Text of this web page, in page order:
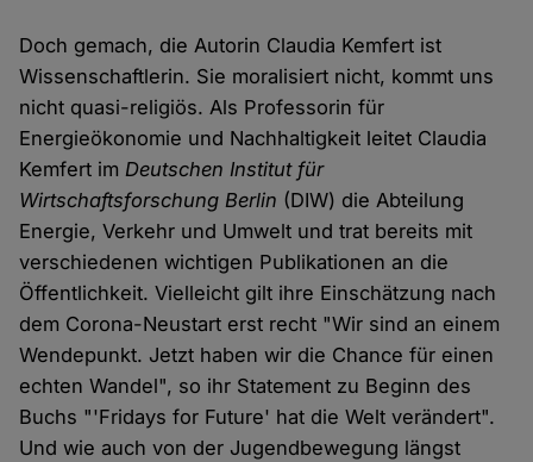
Doch gemach, die Autorin Claudia Kemfert ist
Wissenschaftlerin. Sie moralisiert nicht, kommt uns
nicht quasi-religiös. Als Professorin für
Energieökonomie und Nachhaltigkeit leitet Claudia
Kemfert imDeutschen Institut für
Wirtschaftsforschung Berlin (DIW) die Abteilung
Energie, Verkehr und Umwelt und trat bereits mit
verschiedenen wichtigen Publikationen an die
Öffentlichkeit. Vielleicht gilt ihre Einschätzung nach
dem Corona-Neustart erst recht "Wir sind an einem
Wendepunkt. Jetzt haben wir die Chance für einen
echten Wandel", so ihr Statement zu Beginn des
Buchs "'Fridays for Future' hat die Welt verändert".
Und wie auch von der Jugendbewegung längst